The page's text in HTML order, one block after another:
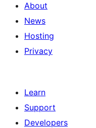
About
News
Hosting
Privacy
Learn
Support
Developers